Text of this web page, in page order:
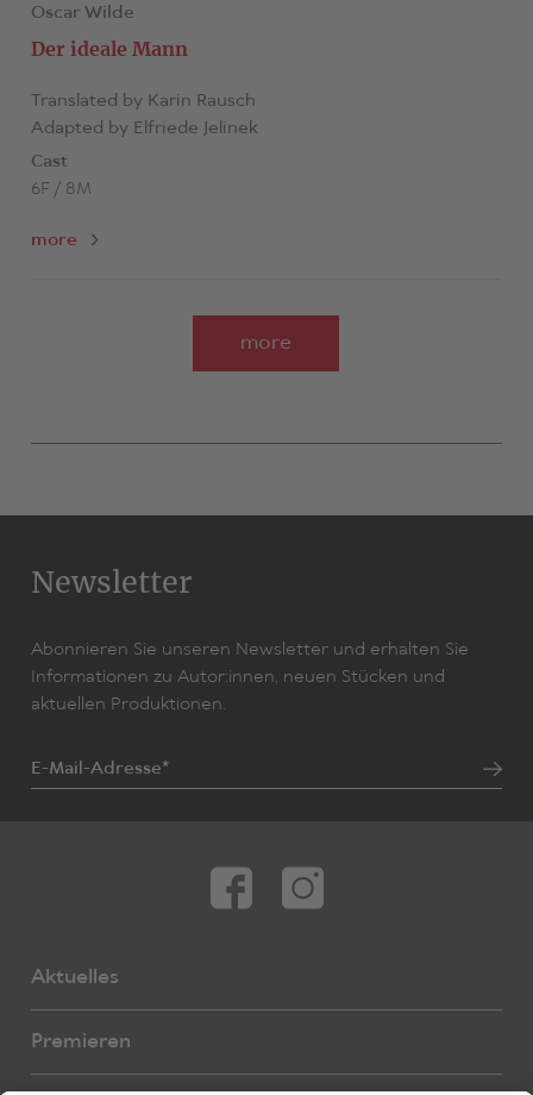
Oscar Wilde
Der ideale Mann
Translated by Karin Rausch
Adapted by Elfriede Jelinek
Cast
6F / 8M
more
more
Newsletter
Abonnieren Sie unseren Newsletter und erhalten Sie
Informationen zu Autor:innen, neuen Stücken und
aktuellen Produktionen.
E-Mail-Adresse*
Aktuelles
Premieren